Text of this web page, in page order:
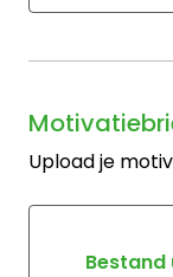
Upload je